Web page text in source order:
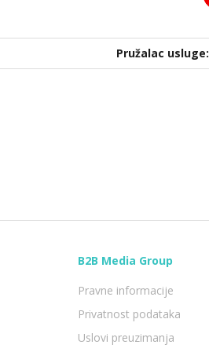
Pružalac usluge:
B2B Media Group
Pravne informacije
Privatnost podataka
Uslovi preuzimanja